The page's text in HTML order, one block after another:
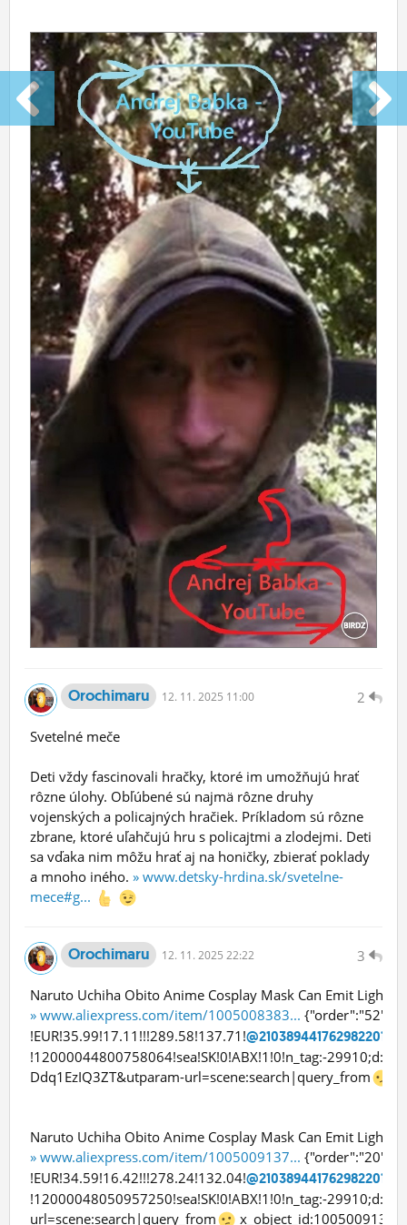
2
Orochimaru 12. 11. 2025 11:00
Svetelné meče
Deti vždy fascinovali hračky, ktoré im umožňujú hrať
rôzne úlohy. Obľúbené sú najmä rôzne druhy
vojenských a policajných hračiek. Príkladom sú rôzne
zbrane, ktoré uľahčujú hru s policajtmi a zlodejmi. Deti
sa vďaka nim môžu hrať aj na honičky, zbierať poklady
a mnoho iného. » www.detsky-hrdina.sk/svetelne-
mece#g...
3
Orochimaru 12. 11. 2025 22:22
Naruto Uchiha Obito Anime Cosplay Mask Can Emit Light
» www.aliexpress.com/item/1005008383...
!EUR!35.99!17.11!!!289.58!137.71!
!12000044800758064!sea!SK!0!ABX!1!0!n_tag:-
Ddq1EzIQ3ZT&utparam-url=scene:search|query_from
Naruto Uchiha Obito Anime Cosplay Mask Can Emit Light
» www.aliexpress.com/item/1005009137...
!EUR!34.59!16.42!!!278.24!132.04!
!12000048050957250!sea!SK!0!ABX!1!0!n_tag:-
url=scene:search|query_from